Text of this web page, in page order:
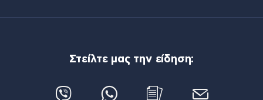
Στείλτε μας την είδηση: